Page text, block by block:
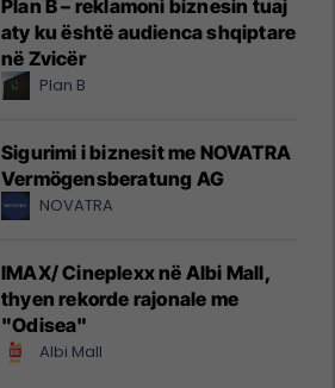
Plan B – reklamoni biznesin tuaj
aty ku është audienca shqiptare
në Zvicër
Plan B
Sigurimi i biznesit me NOVATRA
Vermögensberatung AG
NOVATRA
IMAX/ Cineplexx në Albi Mall,
thyen rekorde rajonale me
"Odisea"
Albi Mall